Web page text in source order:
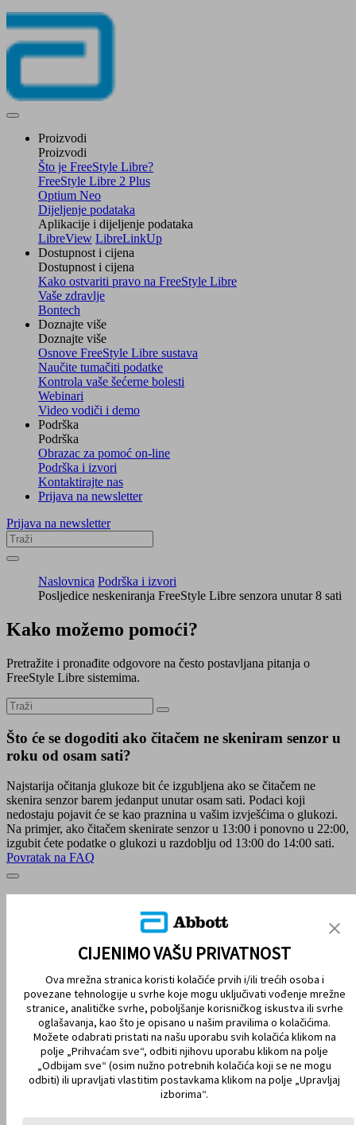
Proizvodi
Proizvodi
Što je FreeStyle Libre?
FreeStyle Libre 2 Plus
Optium Neo
Dijeljenje podataka
Aplikacije i dijeljenje podataka
LibreView LibreLinkUp
Dostupnost i cijena
Dostupnost i cijena
Kako ostvariti pravo na FreeStyle Libre
Vaše zdravlje
Bontech
Doznajte više
Doznajte više
Osnove FreeStyle Libre sustava
Naučite tumačiti podatke
Kontrola vaše šećerne bolesti
Webinari
Video vodiči i demo
Podrška
Podrška
Obrazac za pomoć on-line
Podrška i izvori
Kontaktirajte nas
Prijava na newsletter
Prijava na newsletter
Naslovnica Podrška i izvori
Posljedice neskeniranja FreeStyle Libre senzora unutar 8 sati
Kako možemo pomoći?
Pretražite i pronađite odgovore na često postavljana pitanja o
FreeStyle Libre sistemima.
Što će se dogoditi ako čitačem ne skeniram senzor u
roku od osam sati?
Najstarija očitanja glukoze bit će izgubljena ako se čitačem ne
skenira senzor barem jedanput unutar osam sati. Podaci koji
nedostaju pojavit će se kao praznina u vašim izvješćima o glukozi.
Na primjer, ako čitačem skenirate senzor u 13:00 i ponovno u 22:00,
izgubit ćete podatke o glukozi u razdoblju od 13:00 do 14:00 sati.
Povratak na FAQ
ODRICANJE OD ODGOVORNOSTI I REFERENCE
KONTAKTIRAJTE NASCIJENIMO VAŠU PRIVATNOST
Ova mrežna stranica koristi kolačiće prvih i/ili trećih osoba i
povezane tehnologije u svrhe koje mogu uključivati vođenje mrežne
stranice, analitičke svrhe, poboljšanje korisničkog iskustva ili svrhe
oglašavanja, kao što je opisano u našim pravilima o kolačićima.
Možete odabrati pristati na našu uporabu svih kolačića klikom na
polje „Prihvaćam sve“, odbiti njihovu uporabu klikom na polje
„Odbijam sve“ (osim nužno potrebnih kolačića koji se ne mogu
odbiti) ili upravljati vlastitim postavkama klikom na polje „Upravljaj
izborima“.